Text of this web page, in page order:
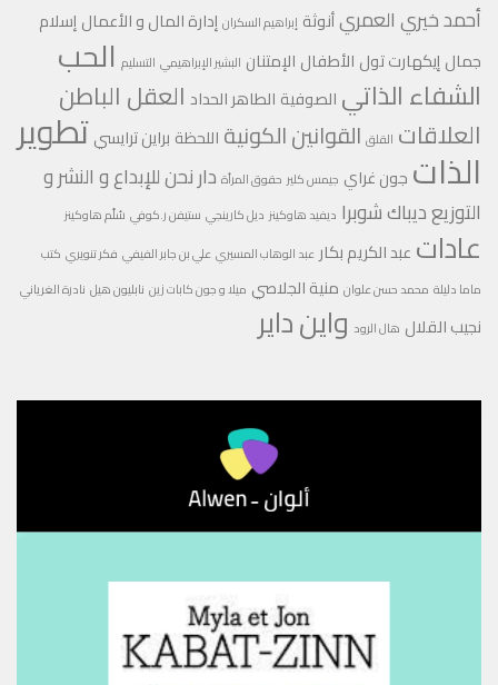
أحمد خيري العمريأنوثة إبراهيم السكران إدارة المال و الأعمالإسلام
جمالإيكهارت تول الأطفال الإمتنان البشير الإبراهيمي التسليم الحب
الشفاء الذاتي الصوفية الطاهر الحداد العقل الباطن
العلاقات القلق القوانين الكونية اللحظة براين ترايسيتطوير
الذات جون غراي جيمس كلير حقوق المرأة دار نحن للإبداع و النشر و
التوزيعديباك شوبرا ديفيد هاوكينز ديل كارينجي ستيفن ر.كوفي سُلّم هاوكينز
عادات عبد الكريم بكار عبد الوهاب المسيري علي بن جابر الفيفي فكر تنويري كتب
ماما دليلة محمد حسن علوان منية الجلاصي ميلا و جون كابات زين نابليون هيل نادرة الغرياني
نجيب القلال هال الرود واين داير